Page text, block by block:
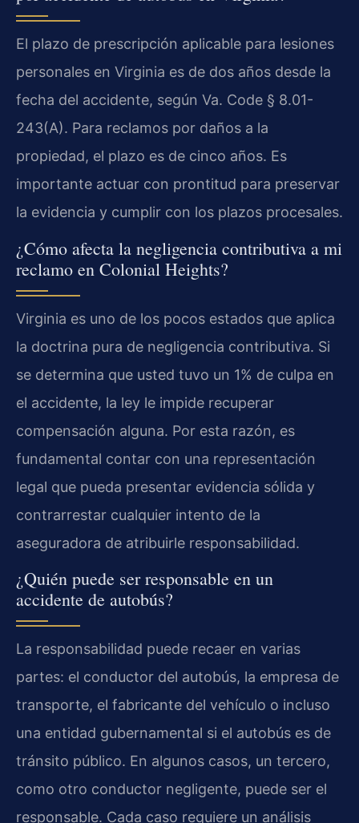
El plazo de prescripción aplicable para lesiones
personales en Virginia es de dos años desde la
fecha del accidente, según Va. Code § 8.01-
243(A). Para reclamos por daños a la
propiedad, el plazo es de cinco años. Es
importante actuar con prontitud para preservar
la evidencia y cumplir con los plazos procesales.
¿Cómo afecta la negligencia contributiva a mi
reclamo en Colonial Heights?
Virginia es uno de los pocos estados que aplica
la doctrina pura de negligencia contributiva. Si
se determina que usted tuvo un 1% de culpa en
el accidente, la ley le impide recuperar
compensación alguna. Por esta razón, es
fundamental contar con una representación
legal que pueda presentar evidencia sólida y
contrarrestar cualquier intento de la
aseguradora de atribuirle responsabilidad.
¿Quién puede ser responsable en un
accidente de autobús?
La responsabilidad puede recaer en varias
partes: el conductor del autobús, la empresa de
transporte, el fabricante del vehículo o incluso
una entidad gubernamental si el autobús es de
tránsito público. En algunos casos, un tercero,
como otro conductor negligente, puede ser el
responsable. Cada caso requiere un análisis